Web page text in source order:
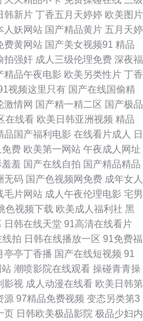
久久中文字幕不卡 草莓视频直接看看
蚪在线网站 亚洲国产无毛 国内不卡一
美日韩性爱网 91精品网站 久久99爱一
潮 福利片伊人网 国产精品久久草 麻豆
品成人 国产最近极品 日韩久久黑料9
操 99插插插 狼友av无码网 91导航福
线视频 青青草人人撸 欧美淫乱一二区
免费 91处女视频网 四虎色情 国产日韩
利午夜专区 成年人高清无码视频天堂网
一区二区国产电影 九一视频免费版
美伊人 欧美综合伊人成人精品 av中文
韩新片 丁香五月天婷婷 欧美图片
人妖网站 国产精品黄片 五月天婷
费黄网站 国产美女视频91 精品
拍强奸 成人三级伦理免费 深夜福
精品午夜电影 欧美另类性片 丁香
视频这里只有 国产在线国偷精
激情网 国产精一精二区 国产极品
在线看 欧美日韩亚洲视频 精品
品国产福利电影 在线看片成人
日
免费 欧美第一网站 午夜成人网址
羞 国产在线自拍 国产精品精品
无码 国产色视频网免费 成年女人
毛片网站 成人午夜伦理电影 宅男
色视频下载 欧美成人福利社 黑
日韩在线天堂 91高清在线看片
线拍 日韩在线播放一区 91免费福
亭亭丁香播 国产在线短视频 91
站 潮喷影院在线观看 操碰青青操
影视 成人动漫在线看 欧美日韩第
源 97精品免费视频 变态另类第3
页 日韩欧美极品影院 极品少妇内